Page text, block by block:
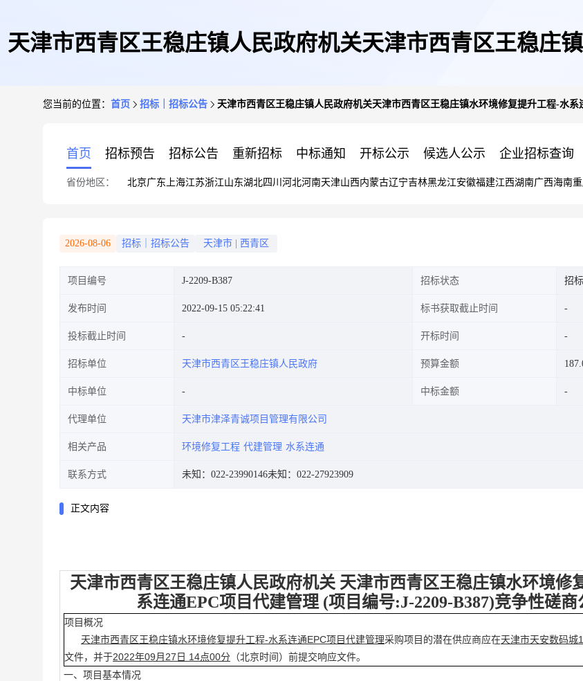
天津市西青区王稳庄镇人民政府机关天津市西青区王稳庄
您当前的位置： 首页 招标｜招标公告 天津市西青区王稳庄镇人民政府机关天津市西青区王稳庄镇水环境修复提升工程-水
首页 招标预告 招标公告 重新招标 中标通知 开标公示 候选人公示 企业招标查询
省份地区： 北京广东 上海江苏浙江山东湖北四川 河北河南天津山西内蒙古辽宁吉林黑龙江安徽福建江西湖南广西海南
2026-08-06 招标｜招标公告 天津市 西青区
项目编号 J-2209-B387 招标状态 招
发布时间 2022-09-15 05:22:41 标书获取截止时间
投标截止时间 开标时间
招标单位 天津市西青区王稳庄镇人民政府 预算金额
中标单位 中标金额
代理单位 天津市津泽青诚项目管理有限公司
相关产品 环境修复工程 代建管理 水系连通
联系方式 未知：022-23990146未知：022-27923909
正文内容
天津市西青区王稳庄镇人民政府机关 天津市西青区王稳庄镇水环境修
系连通EPC项目代建管理 (项目编号:J-2209-B387)竞争性磋商
项目概况
天津市西青区王稳庄镇水环境修复提升工程-水系连通EPC项目代建管理采购项目的潜在供应商应在天津市天安数码城
文件，并于2022年09月27日 14点00分 （北京时间）前提交响应文件。
一、项目基本情况